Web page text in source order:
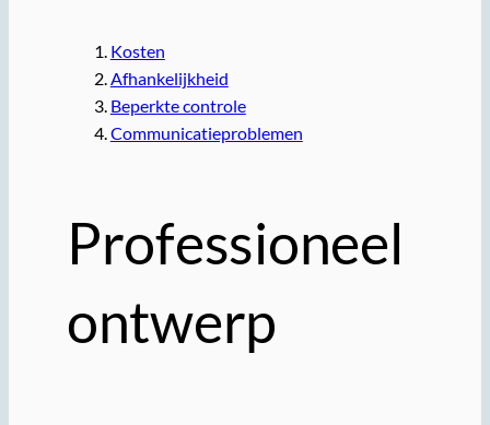
Kosten
Afhankelijkheid
Beperkte controle
Communicatieproblemen
Professioneel
ontwerp